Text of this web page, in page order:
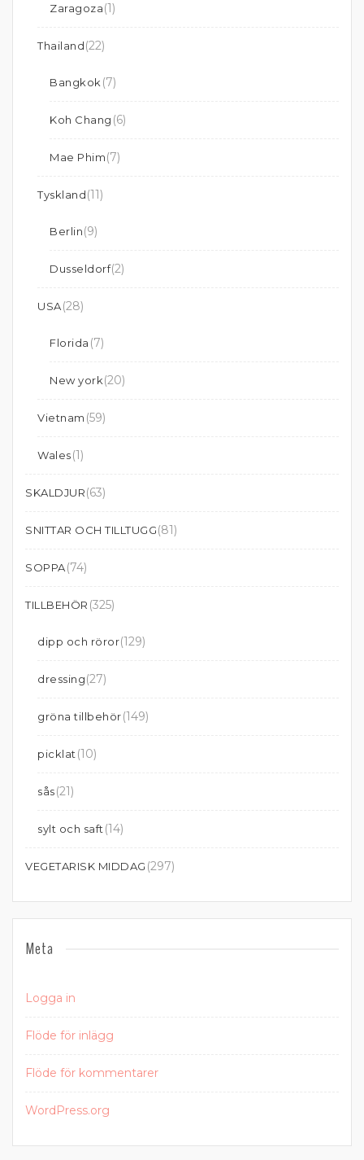
Zaragoza(1)
Thailand(22)
Bangkok (7)
Koh Chang (6)
Mae Phim(7)
Tyskland(11)
Berlin(9)
Dusseldorf(2)
USA(28)
Florida (7)
New york(20)
Vietnam (59)
Wales(1)
SKALDJUR(63)
SNITTAR OCH TILLTUGG(81)
SOPPA(74)
TILLBEHÖR (325)
dipp och röror(129)
dressing(27)
gröna tillbehör(149)
picklat (10)
sås(21)
sylt och saft (14)
VEGETARISK MIDDAG (297)
Meta
Logga in
Flöde för inlägg
Flöde för kommentarer
WordPress.org